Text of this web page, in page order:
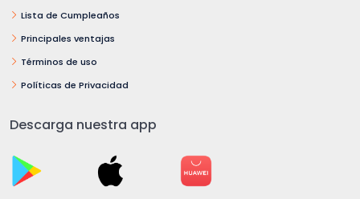
Lista de Cumpleaños
Principales ventajas
Términos de uso
Políticas de Privacidad
Descarga nuestra app